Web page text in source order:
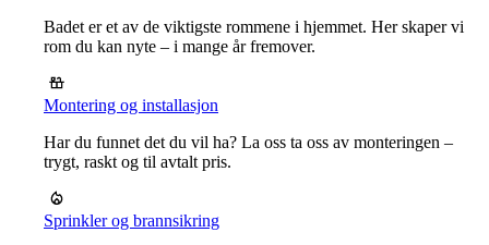
Badet er et av de viktigste rommene i hjemmet. Her skaper vi
rom du kan nyte – i mange år fremover.
Montering og installasjon
Har du funnet det du vil ha? La oss ta oss av monteringen –
trygt, raskt og til avtalt pris.
Sprinkler og brannsikring